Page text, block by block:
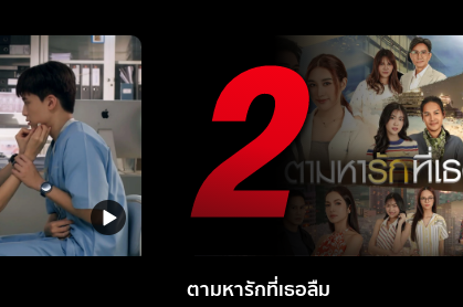
ตามหารักที่เธอลืม